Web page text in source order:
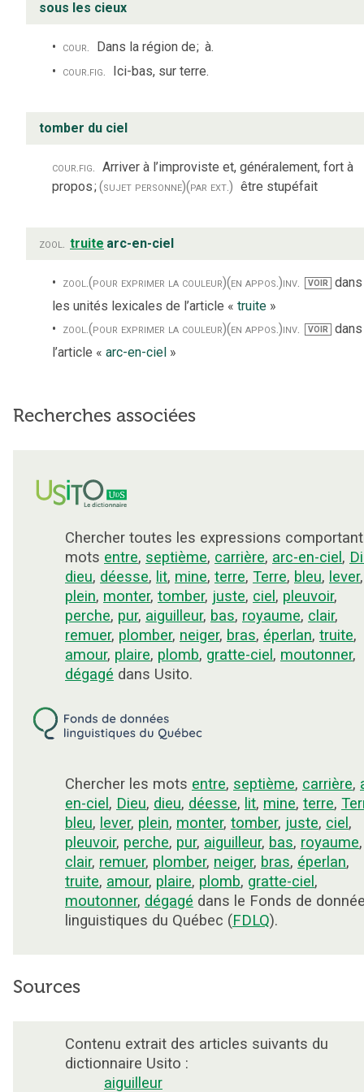
sous les cieux
cour. Dans la région de; à.
cour.fig. Ici-bas, sur terre.
tomber du ciel
cour.fig. Arriver à l’improviste et, généralement, fort à
propos;(sujet personne)(par ext.) être stupéfait
zool. truite arc-en-ciel
zool.(pour exprimer la couleur)(en appos.)inv. VOIR dans
les unités lexicales de l’article « truite »
zool. (pour exprimer la couleur)(en appos.)inv. VOIR dans
l’article « arc-en-ciel »
Recherches associées
Chercher toutes les expressions
mots entre, septième, carrière, arc-en-ciel,
dieu, déesse, lit, mine, terre, Terre, bleu, lever,
plein, monter, tomber, juste, ciel, pleuvoir,
perche, pur, aiguilleur, bas, royaume, clair,
remuer, plomber, neiger, bras, éperlan, truite,
amour, plaire, plomb, gratte-ciel, moutonner,
dégagé dans Usito.
Chercher les mots entre, septième, carrière,
en-ciel, Dieu, dieu, déesse, lit, mine, terre,
bleu, lever, plein, monter, tomber, juste, ciel,
pleuvoir, perche, pur, aiguilleur, bas, royaume,
clair, remuer, plomber, neiger, bras, éperlan,
truite, amour, plaire, plomb, gratte-ciel,
moutonner, dégagé dans le Fonds de
linguistiques du Québec (FDLQ).
Sources
Contenu extrait des articles suivants du
dictionnaire Usito :
aiguilleur